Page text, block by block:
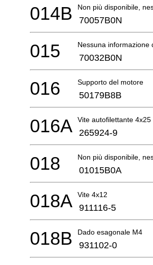
Non più disponibile,
014B 70057B0N
Nessuna informazione
015 70032B0N
Supporto del motore
016 50179B8B
Vite autofilettante 4x25
016A 265924-9
Non più disponibile,
018 01015B0A
Vite 4x12
018A 911116-5
Dado esagonale M4
018B 931102-0